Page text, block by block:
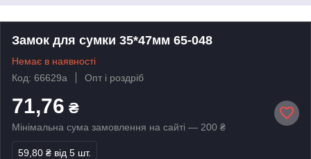
Замок для сумки 35*47мм 65-048
Немає в наявності
Код: 66629а
Опт і роздріб
71,76 ₴
Мінімальна сума замовлення на сайті — 200 ₴
59,80 ₴ від 5 шт.